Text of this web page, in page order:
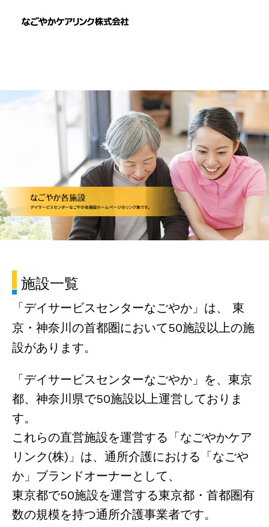
施設一覧
「デイサービスセンターなごやか」は、
東
京・神奈川の首都圏において50施設以上の施
設があります。
「デイサービスセンターなごやか」を、東京
都、神奈川県で50施設以上運営しておりま
す。
これらの直営施設を運営する「なごやかケア
リンク(株)」は、通所介護における「なごや
か」ブランドオーナーとして、
東京都で50施設を運営する東京都・首都圏有
数の規模を持つ通所介護事業者です。